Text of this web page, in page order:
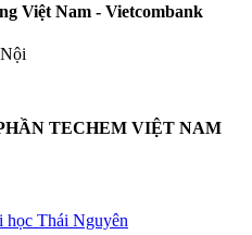
Việt Nam - Vietcombank
TECHEM VIỆT NAM